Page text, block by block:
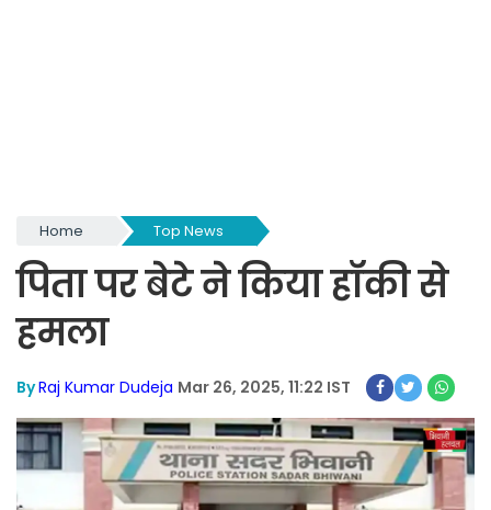
Home Top News
पिता पर बेटे ने किया हॉकी से
हमला
ByRaj Kumar Dudeja Mar 26, 2025, 11:22 IST